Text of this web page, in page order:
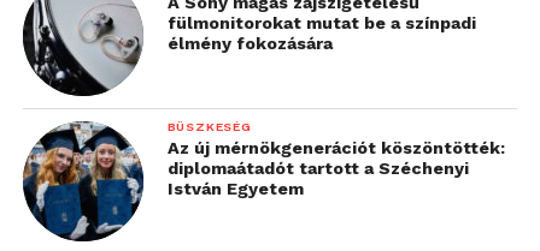
fülmonitorokat mutat be a színpadi
élmény fokozására
BÜSZKESÉG
Az új mérnökgenerációt köszöntötték:
diplomaátadót tartott a Széchenyi
István Egyetem